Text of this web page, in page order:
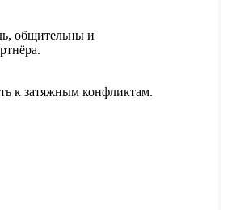
общительны и
к затяжным конфликтам.